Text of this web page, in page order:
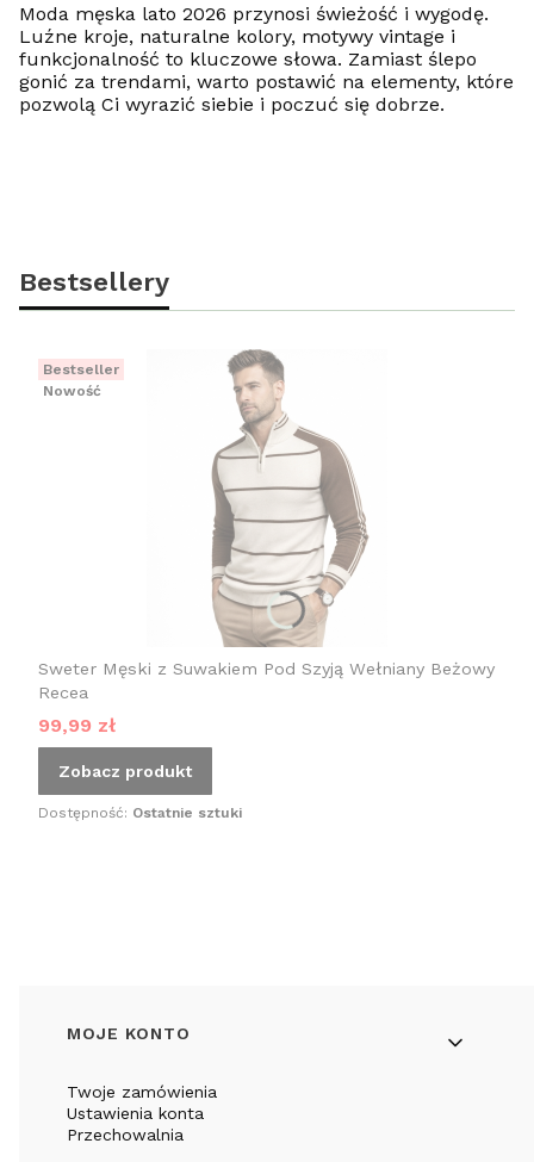
Moda męska lato 2026 przynosi świeżość i wygodę.
Luźne kroje, naturalne kolory, motywy vintage i
funkcjonalność to kluczowe słowa. Zamiast ślepo
gonić za trendami, warto postawić na elementy, które
pozwolą Ci wyrazić siebie i poczuć się dobrze.
Bestsellery
Bestseller
Nowość
Sweter Męski z Suwakiem Pod Szyją Wełniany Beżowy
Recea
Cena promocyjna
99,99 zł
Zobacz produkt
Dostępność: Ostatnie sztuki
Linki w stopce
MOJE KONTO
Twoje zamówienia
Ustawienia konta
Przechowalnia